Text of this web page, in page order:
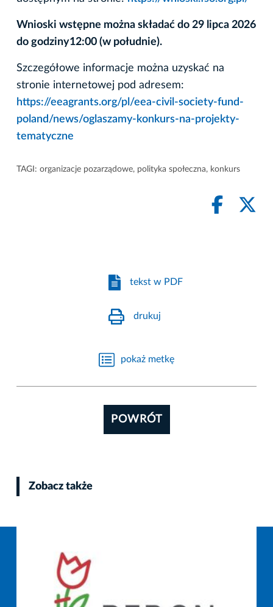
Wnioski wstępne można składać do 29 lipca 2026
do godziny12:00 (w południe).
Szczegółowe informacje można uzyskać na
stronie internetowej pod adresem:
https://eeagrants.org/pl/eea-civil-society-fund-
poland/news/oglaszamy-konkurs-na-projekty-
tematyczne
TAGI: organizacje pozarządowe, polityka społeczna, konkurs
tekst w PDF
drukuj
pokaż metkę
POWRÓT
Zobacz także